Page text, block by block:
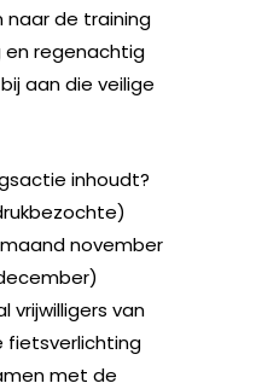
naar de training
en regenachtig
aan die veilige
inhoudt?
november
vrijwilligers van
fietsverlichting
met de